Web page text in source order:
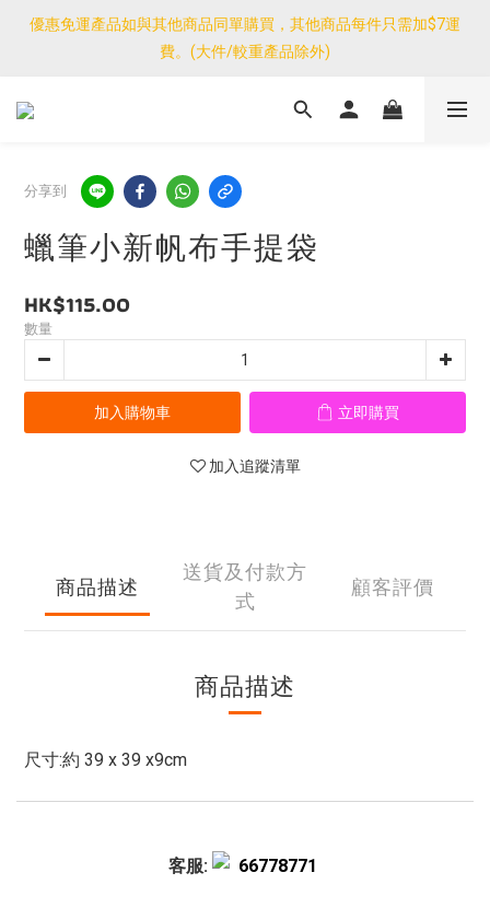
優惠免運產品如與其他商品同單購買，其他商品每件只需加$7運
費。(大件/較重產品除外)
優惠免運產品如與其他商品同單購買，其他商品每件只需加$7運
費。(大件/較重產品除外)
<公告>感謝支持！我們團隊由30/7~12/8外訪搜羅新產品，期間網
優惠免運產品如與其他商品同單購買，其他商品每件只需加$7運
費。(大件/較重產品除外)
分享到
蠟筆小新帆布手提袋
HK$115.00
數量
加入購物車 立即購買
加入追蹤清單
商品描述
送貨及付款方
式
顧客評價
商品描述
尺寸:約 39 x 39 x9cm
客服: 66778771